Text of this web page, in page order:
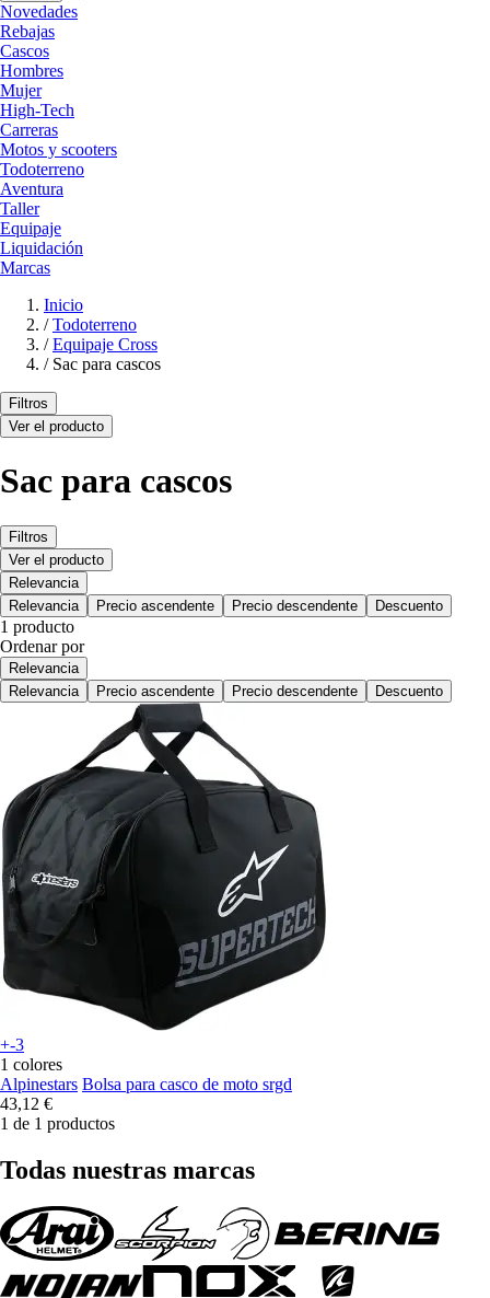
Novedades
Rebajas
Cascos
Hombres
Mujer
High-Tech
Carreras
Motos y scooters
Todoterreno
Aventura
Taller
Equipaje
Liquidación
Marcas
Inicio
/ Todoterreno
/ Equipaje Cross
/ Sac para cascos
Filtros
Ver el producto
Sac para cascos
Filtros
Ver el producto
Relevancia
Relevancia
Precio ascendente Precio descendente Descuento
1 producto
Ordenar por
Relevancia
Relevancia
Precio ascendente Precio descendente Descuento
+-3
1 colores
Alpinestars Bolsa para casco de moto srgd
43,12 €
1 de 1 productos
Todas nuestras marcas